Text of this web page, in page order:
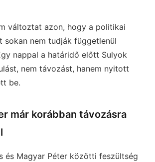
változtat azon, hogy a politikai
sokan nem tudják függetlenül
nappal a határidő előtt Sulyok
nem távozást, hanem nyitott
be.
már korábban távozásra
és Magyar Péter közötti feszültség